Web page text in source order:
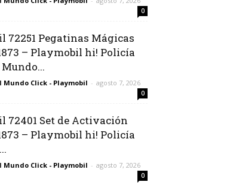
0
72251 Pegatinas Mágicas
– Playmobil hi! Policía
Mundo Click - Playmobil - agosto 7, 2026
0
72401 Set de Activación
– Playmobil hi! Policía
Mundo Click - Playmobil - agosto 7, 2026
0